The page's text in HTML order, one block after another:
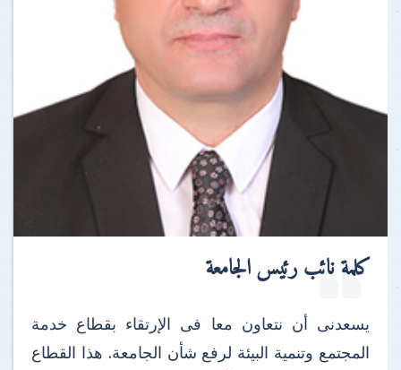
كلمة نائب رئيس الجامعة
يسعدنى أن نتعاون معا فى الإرتقاء بقطاع خدمة
المجتمع وتنمية البيئة لرفع شأن الجامعة. هذا القطاع